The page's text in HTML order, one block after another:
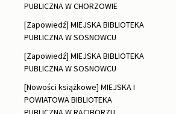
PUBLICZNA W CHORZOWIE
[Zapowiedź] MIEJSKA BIBLIOTEKA
PUBLICZNA W SOSNOWCU
[Zapowiedź] MIEJSKA BIBLIOTEKA
PUBLICZNA W SOSNOWCU
[Nowości książkowe] MIEJSKA I
POWIATOWA BIBLIOTEKA